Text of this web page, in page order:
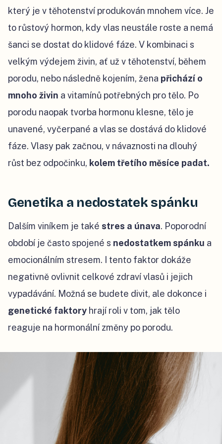
který je v těhotenství produkován mnohem více. Je
to růstový hormon, kdy vlas neustále roste a nemá
šanci se dostat do klidové fáze. V kombinaci s
velkým výdejem živin, ať už v těhotenství, během
porodu, nebo následně kojením, žena přichází o
mnoho živin a vitamínů potřebných pro tělo. Po
porodu naopak tvorba hormonu klesne, tělo je
unavené, vyčerpané a vlas se dostává do klidové
fáze. Vlasy pak začnou, v návaznosti na dlouhý
růst bez odpočinku, kolem třetího měsíce padat.
Genetika a nedostatek spánku
Dalším viníkem je také stres a únava. Poporodní
období je často spojené s nedostatkem spánku a
emocionálním stresem. I tento faktor dokáže
negativně ovlivnit celkové zdraví vlasů i jejich
vypadávání. Možná se budete divit, ale dokonce i
genetické faktory hrají roli v tom, jak tělo
reaguje na hormonální změny po porodu.